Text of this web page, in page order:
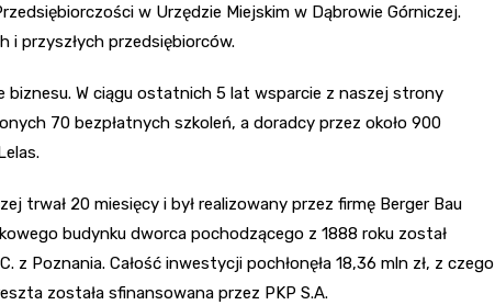
w Urzędzie Miejskim w Dąbrowie Górniczej.
i przyszłych przedsiębiorców.
biznesu. W ciągu ostatnich 5 lat wsparcie z naszej strony
70 bezpłatnych szkoleń, a doradcy przez około 900
trwał 20 miesięcy i był realizowany przez firmę Berger Bau
budynku dworca pochodzącego z 1888 roku został
Poznania. Całość inwestycji pochłonęła 18,36 mln zł, z czego
została sfinansowana przez PKP S.A.